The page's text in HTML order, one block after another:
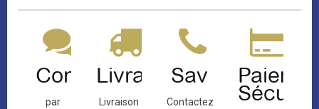
Contact
par
Livraison
Livraison
Sav
Contactez-